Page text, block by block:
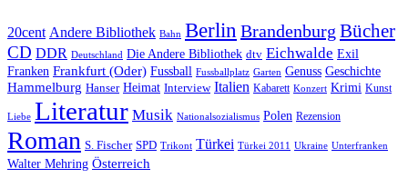
20cent Andere Bibliothek Bahn Berlin Brandenburg Bücher
CD DDR Deutschland Die Andere Bibliothek dtv Eichwalde Exil
Franken Frankfurt (Oder) Fussball Fussballplatz Garten Genuss Geschichte
Hammelburg Hanser Heimat Interview Italien Kabarett Konzert Krimi Kunst
Liebe Literatur Musik Nationalsozialismus Polen Rezension
Roman S. Fischer SPD Trikont Türkei Türkei 2011 Ukraine Unterfranken
Walter Mehring Österreich